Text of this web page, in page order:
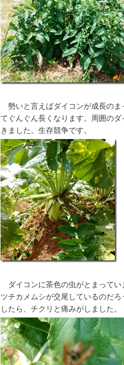
勢いと言えばダイコンが成長の
てぐんぐん長くなります。周囲の
きました。生存競争です。
ダイコンに茶色の虫がとまって
ツチカメムシが交尾しているのだ
したら、チクリと痛みがしました。